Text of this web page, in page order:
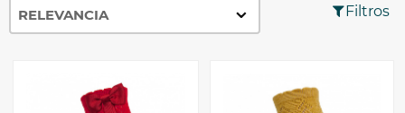
Filtros